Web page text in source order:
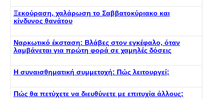
Ξεκούραση, χαλάρωση το Σαββατοκύριακο και
κίνδυνος θανάτου
Ναρκωτικό έκσταση: Βλάβες στον εγκέφαλο, όταν
λαμβάνεται για πρώτη φορά σε χαμηλές δόσεις
Η συναισθηματική συμμετοχή: Πώς λειτουργεί;
Πώς θα πετύχετε να διευθύνετε με επιτυχία άλλους;